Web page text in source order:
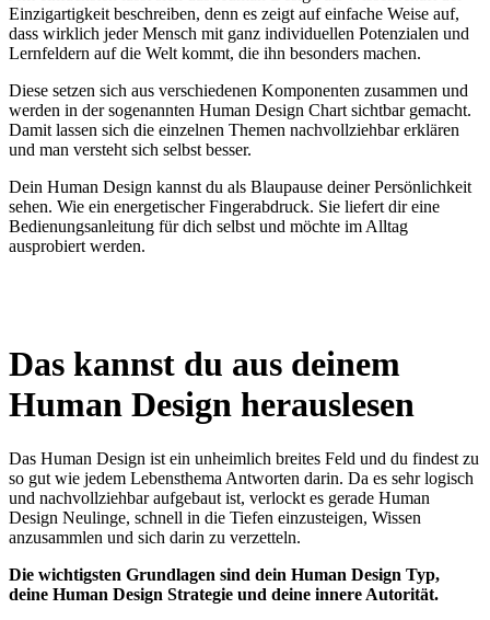
Einzigartigkeit beschreiben, denn es zeigt auf einfache Weise auf,
dass wirklich jeder Mensch mit ganz individuellen Potenzialen und
Lernfeldern auf die Welt kommt, die ihn besonders machen.
Diese setzen sich aus verschiedenen Komponenten zusammen und
werden in der sogenannten Human Design Chart sichtbar gemacht.
Damit lassen sich die einzelnen Themen nachvollziehbar erklären
und man versteht sich selbst besser.
Dein Human Design kannst du als Blaupause deiner Persönlichkeit
sehen. Wie ein energetischer Fingerabdruck. Sie liefert dir eine
Bedienungsanleitung für dich selbst und möchte im Alltag
ausprobiert werden.
Das kannst du aus deinem
Human Design herauslesen
Das Human Design ist ein unheimlich breites Feld und du findest zu
so gut wie jedem Lebensthema Antworten darin. Da es sehr logisch
und nachvollziehbar aufgebaut ist, verlockt es gerade Human
Design Neulinge, schnell in die Tiefen einzusteigen, Wissen
anzusammlen und sich darin zu verzetteln.
Die wichtigsten Grundlagen sind dein Human Design Typ,
deine Human Design Strategie und deine innere Autorität.